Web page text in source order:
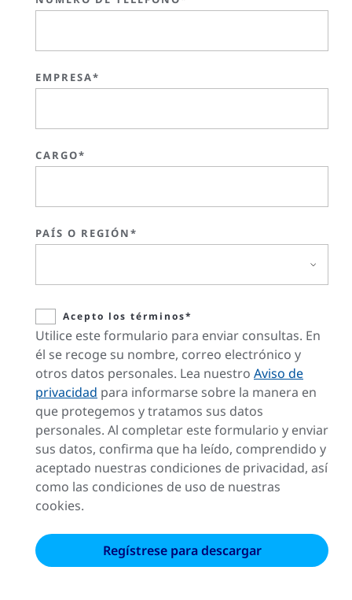
EMPRESA*
CARGO*
PAÍS O REGIÓN*
Acepto los términos*
Utilice este formulario para enviar consultas. En
él se recoge su nombre, correo electrónico y
otros datos personales. Lea nuestro Aviso de
privacidad para informarse sobre la manera en
que protegemos y tratamos sus datos
personales. Al completar este formulario y enviar
sus datos, confirma que ha leído, comprendido y
aceptado nuestras condiciones de privacidad, así
como las condiciones de uso de nuestras
cookies.